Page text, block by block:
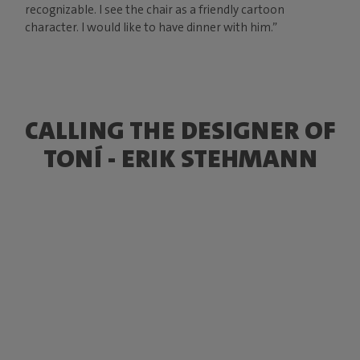
recognizable. I see the chair as a friendly cartoon
character. I would like to have dinner with him.”
CALLING THE DESIGNER OF
TONÍ - ERIK STEHMANN